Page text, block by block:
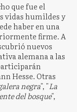
que fue el
vidas humildes y
haber en una
firme. A
nuevos
alemana a las
Hesse. Otras
negra", "La
del bosque",